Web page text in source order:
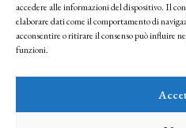
accedere alle informazioni del dispositivo. Il
elaborare dati come il comportamento di
acconsentire o ritirare il consenso può influire
funzioni.
Facendo clic per iscriverti, riconosci che le
seguendo la nostra Privacy Policy
© 2025 Istituto Matteucci. All right reserved
l’autorizzazione scritta dei proprietari dei